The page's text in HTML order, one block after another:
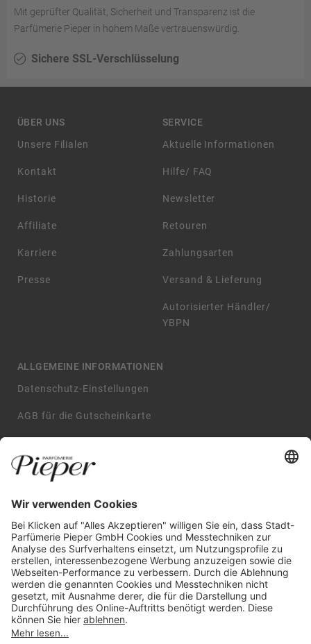
Mit geprüfter Qualität, Sicherheit und Transparenz ist die
Parfümerie Pieper in hohem Maße vertrauenswürdig.
Sichere SSL-Verschlüsselung
ÜBER UNS
Unsere Filialen
Kontakt
Historie
Affiliate
Karriere
Presse
SERVICE
Aktuelle Informationen
Hilfe/ FAQ
Newsletter
Retouren
Zahlungsarten
Versand & Lieferung
Autorisierter Händler/
YBPN
ALLGEMEINE INFORMATIONEN
Datenschutz-Einstellungen
AGB für die Gutscheinkarte
AGB
Widerrufsbelehrung
GARANTIERTE SICHERHEIT